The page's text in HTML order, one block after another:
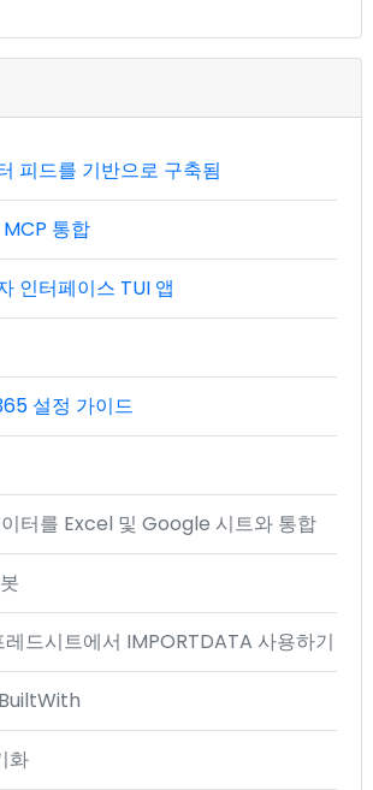
피드를 기반으로 구축됨
통합
인터페이스 TUI 앱
설정 가이드
터를 Excel 및 Google 시트와 통합
드시트에서 IMPORTDATA 사용하기
화